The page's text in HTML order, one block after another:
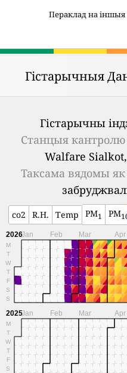
Пераклад на
Гістарычныя
Гістарычны
Станцыя кантролю
Walfare
Таксама вядомы як
co2 R.H. Temp PM1 PM
2026
M
T
W
T
F
S
S
Jan Feb Mar Apr
2025
M
T
W
T
F
S
Jan Feb Mar Apr